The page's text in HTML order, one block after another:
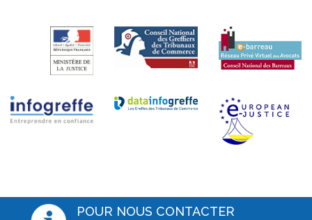
POUR NOUS CONTACTER